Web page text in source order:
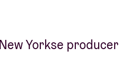
Yorkse producer